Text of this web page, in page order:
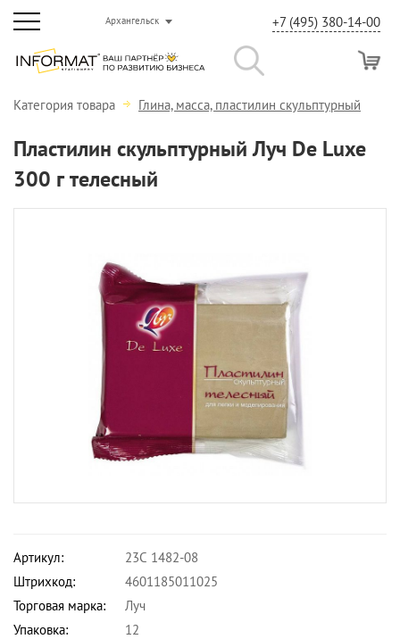
Архангельск +7 (495) 380-14-00
Категория товара Глина, масса, пластилин скульптурный
Пластилин скульптурный Луч De Luxe
300 г телесный
Артикул:
23С 1482-08
Штрихкод:
4601185011025
Торговая марка:
Луч
Упаковка:
12